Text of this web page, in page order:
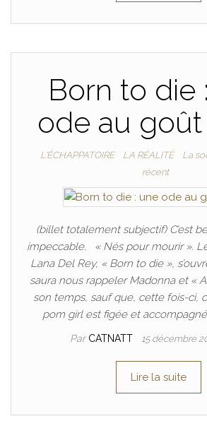
Born to die
ode au
L'ÉCHAPPATOIRE LA RÉALITÉ La
récent
(billet totalement subjectif) C’est
impeccable. « Nés pour mourir ».
Lana Del Rey, « Born to die »,
saura nous rappeler Madonna et «
son temps, sauf que, cette fois-ci,
pom girl est figée et
Par CATNATT 15 décembre
Lire la suite